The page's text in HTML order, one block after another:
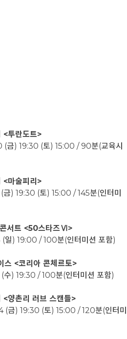
<투란도트>
(금) 19:30 (토) 15:00 / 90분(교육시
<마술피리>
(금) 19:30 (토) 15:00 / 145분(인터미
서트 <50스타즈Ⅵ>
(일) 19:00 / 100분(인터미션 포함)
<코리아 콘체르토>
(수) 19:30 / 100분(인터미션 포함)
양촌리 러브 스캔들>
(금) 19:30 (토) 15:00 / 120분(인터미